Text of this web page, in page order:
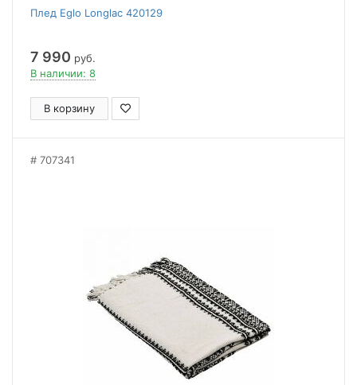
Плед Eglo Longlac 420129
7 990 руб.
В наличии: 8
В корзину
707341